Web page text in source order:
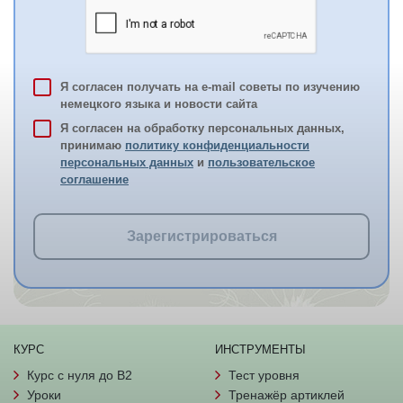
Я согласен получать на e-mail советы по изучению
немецкого языка и новости сайта
Я согласен на обработку персональных данных,
принимаю политику конфиденциальности
персональных данных и пользовательское
соглашение
Зарегистрироваться
КУРС
Курс с нуля до B2
Уроки
ИНСТРУМЕНТЫ
Тест уровня
Тренажёр артиклей